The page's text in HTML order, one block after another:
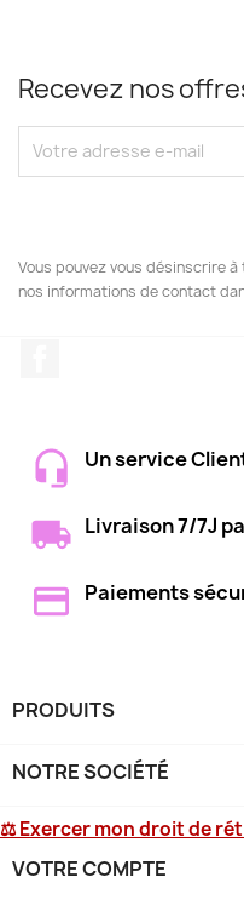
Recevez nos
Vous pouvez vous désinscrire
nos informations de contact
Un service
Livraison 7/7J
Paiements
PRODUITS
NOTRE SOCIÉTÉ
⚖ Exercer mon droit de
VOTRE COMPTE